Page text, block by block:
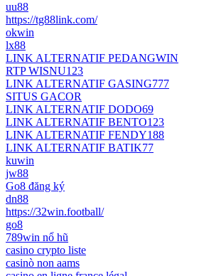
uu88
https://tg88link.com/
okwin
lx88
LINK ALTERNATIF PEDANGWIN
RTP WISNU123
LINK ALTERNATIF GASING777
SITUS GACOR
LINK ALTERNATIF DODO69
LINK ALTERNATIF BENTO123
LINK ALTERNATIF FENDY188
LINK ALTERNATIF BATIK77
kuwin
jw88
Go8 đăng ký
dn88
https://32win.football/
go8
789win nổ hũ
casino crypto liste
casinò non aams